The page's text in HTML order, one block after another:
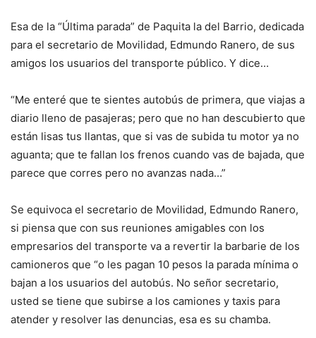
Esa de la “Última parada” de Paquita la del Barrio, dedicada
para el secretario de Movilidad, Edmundo Ranero, de sus
amigos los usuarios del transporte público. Y dice…
“Me enteré que te sientes autobús de primera, que viajas a
diario lleno de pasajeras; pero que no han descubierto que
están lisas tus llantas, que si vas de subida tu motor ya no
aguanta; que te fallan los frenos cuando vas de bajada, que
parece que corres pero no avanzas nada…”
Se equivoca el secretario de Movilidad, Edmundo Ranero,
si piensa que con sus reuniones amigables con los
empresarios del transporte va a revertir la barbarie de los
camioneros que “o les pagan 10 pesos la parada mínima o
bajan a los usuarios del autobús. No señor secretario,
usted se tiene que subirse a los camiones y taxis para
atender y resolver las denuncias, esa es su chamba.